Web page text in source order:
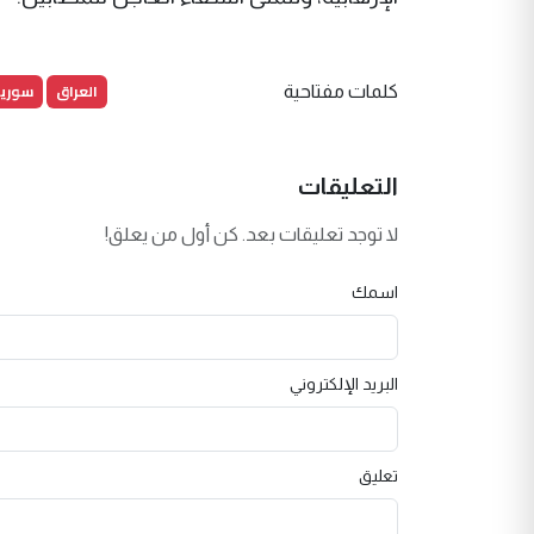
كلمات مفتاحية العراق
التعليقات
لا توجد تعليقات بعد. كن أول من يعلق!
اسمك
البريد الإلكتروني
تعليق